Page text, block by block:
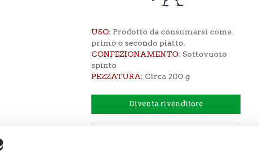
USO: Prodotto da consumarsi come
primo o secondo piatto.
CONFEZIONAMENTO: Sottovuoto
spinto
PEZZATURA: Circa 200 g
Diventa rivenditore